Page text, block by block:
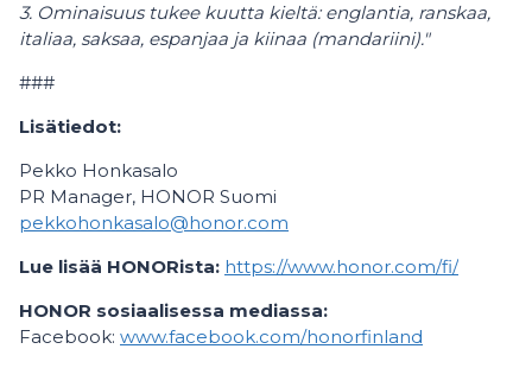
3. Ominaisuus tukee kuutta kieltä: englantia, ranskaa,
italiaa, saksaa, espanjaa ja kiinaa (mandariini)."
###
Lisätiedot:
Pekko Honkasalo
PR Manager, HONOR Suomi
pekkohonkasalo@honor.com
Lue lisää HONORista: https://www.honor.com/fi/
HONOR sosiaalisessa mediassa:
Facebook: www.facebook.com/honorfinland